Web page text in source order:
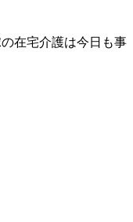
在宅介護は今日も事